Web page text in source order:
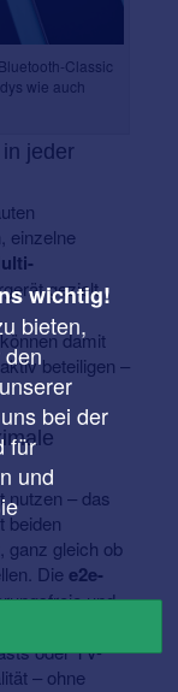
Classic
wie auch
jeder
einzelne
gezielt
damit
beteiligen –
nutzen – das
beiden
ganz gleich ob
Die e2e-
und
Classic
oder TV-
– ohne
wichtig!
bieten,
den
bei der
für
und